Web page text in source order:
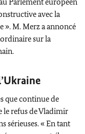
avec la
». M. Merza annoncé
sur la
que continue de
le refus deVladimir
sérieuses. « En tant